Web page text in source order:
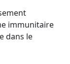
immunitaire
dans le